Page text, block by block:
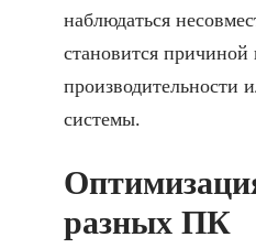
наблюдаться
становится причиной
производительности
системы.
разных ПК